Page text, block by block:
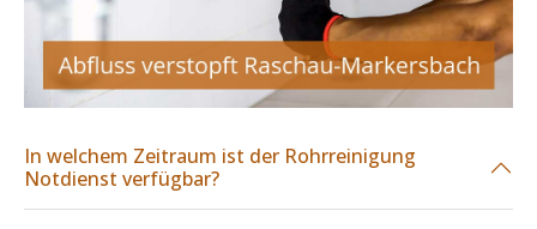
In welchem Zeitraum ist der Rohrreinigung
Notdienst verfügbar?